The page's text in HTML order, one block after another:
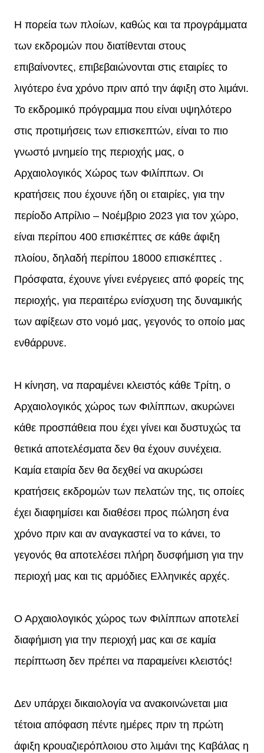
Η πορεία των πλοίων, καθώς και τα προγράμματα
των εκδρομών που διατίθενται στους
επιβαίνοντες, επιβεβαιώνονται στις εταιρίες το
λιγότερο ένα χρόνο πριν από την άφιξη στο λιμάνι.
Το εκδρομικό πρόγραμμα που είναι υψηλότερο
στις προτιμήσεις των επισκεπτών, είναι το πιο
γνωστό μνημείο της περιοχής μας, ο
Αρχαιολογικός Χώρος των Φιλίππων. Οι
κρατήσεις που έχουνε ήδη οι εταιρίες, για την
περίοδο Απρίλιο – Νοέμβριο 2023 για τον χώρο,
είναι περίπου 400 επισκέπτες σε κάθε άφιξη
πλοίου, δηλαδή περίπου 18000 επισκέπτες .
Πρόσφατα, έχουνε γίνει ενέργειες από φορείς της
περιοχής, για περαιτέρω ενίσχυση της δυναμικής
των αφίξεων στο νομό μας, γεγονός το οποίο μας
ενθάρρυνε.
Η κίνηση, να παραμένει κλειστός κάθε Τρίτη, ο
Αρχαιολογικός χώρος των Φιλίππων, ακυρώνει
κάθε προσπάθεια που έχει γίνει και δυστυχώς τα
θετικά αποτελέσματα δεν θα έχουν συνέχεια.
Καμία εταιρία δεν θα δεχθεί να ακυρώσει
κρατήσεις εκδρομών των πελατών της, τις οποίες
έχει διαφημίσει και διαθέσει προς πώληση ένα
χρόνο πριν και αν αναγκαστεί να το κάνει, το
γεγονός θα αποτελέσει πλήρη δυσφήμιση για την
περιοχή μας και τις αρμόδιες Ελληνικές αρχές.
Ο Αρχαιολογικός χώρος των Φιλίππων αποτελεί
διαφήμιση για την περιοχή μας και σε καμία
περίπτωση δεν πρέπει να παραμείνει κλειστός!
Δεν υπάρχει δικαιολογία να ανακοινώνεται μια
τέτοια απόφαση πέντε ημέρες πριν τη πρώτη
άφιξη κρουαζιερόπλοιου στο λιμάνι της Καβάλας η